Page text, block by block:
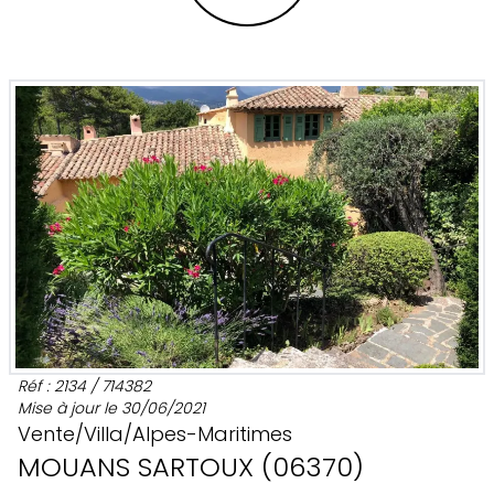
Réf :2134/ 714382
Mise à jour le 30/06/2021
Vente/Villa/Alpes-Maritimes
MOUANS SARTOUX (06370)